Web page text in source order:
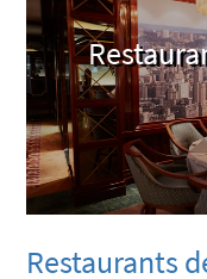
Restaurants